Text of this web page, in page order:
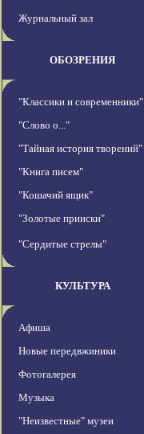
Журнальный зал
ОБОЗРЕНИЯ
"Классики и современники"
"Слово о..."
"Тайная история творений"
"Книга писем"
"Кошачий ящик"
"Золотые прииски"
"Сердитые стрелы"
КУЛЬТУРА
Афиша
Новые передвжиники
Фотогалерея
Музыка
"Неизвестные" музеи